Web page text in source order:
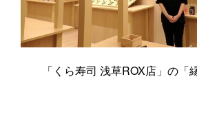
「くら寿司 浅草ROX店」の「